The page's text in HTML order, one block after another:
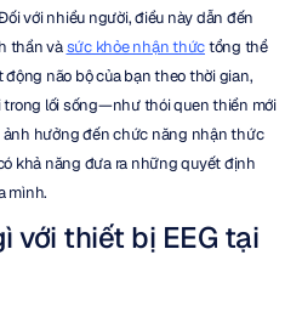
với nhiều người, điều này dẫn đến
thần và sức khỏe nhận thức tổng thể
não bộ của bạn theo thời gian,
lối sống—như thói quen thiền mới
hưởng đến chức năng nhận thức
khả năng đưa ra những quyết định
mình.
với thiết bị EEG tại